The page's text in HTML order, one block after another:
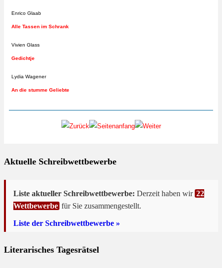
Enrico Glaab
Alle Tassen im Schrank
Vivien Glass
Gedichtje
Lydia Wagener
An die stumme Geliebte
Aktuelle Schreibwettbewerbe
Liste aktueller Schreibwettbewerbe: Derzeit haben wir 22
Wettbewerbe für Sie zusammengestellt.
Liste der Schreibwettbewerbe »
Literarisches Tagesrätsel